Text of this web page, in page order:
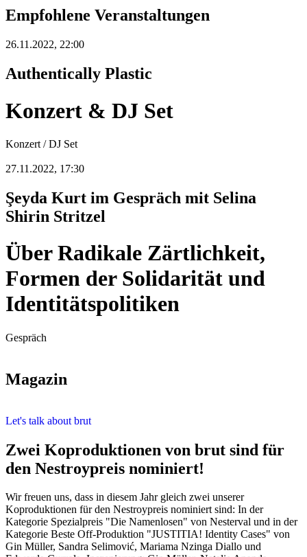
Empfohlene Veranstaltungen
26.11.2022, 22:00
Authentically Plastic
Konzert & DJ Set
Konzert / DJ Set
27.11.2022, 17:30
Şeyda Kurt im Gespräch mit Selina
Shirin Stritzel
Über Radikale Zärtlichkeit,
Formen der Solidarität und
Identitätspolitiken
Gespräch
Magazin
Let's talk about brut
Zwei Koproduktionen von brut sind für
den Nestroypreis nominiert!
Wir freuen uns, dass in diesem Jahr gleich zwei unserer
Koproduktionen für den Nestroypreis nominiert sind: In der
Kategorie Spezialpreis "Die Namenlosen" von Nesterval und in der
Kategorie Beste Off-Produktion "JUSTITIA! Identity Cases" von
Gin Müller, Sandra Selimović, Mariama Nzinga Diallo und